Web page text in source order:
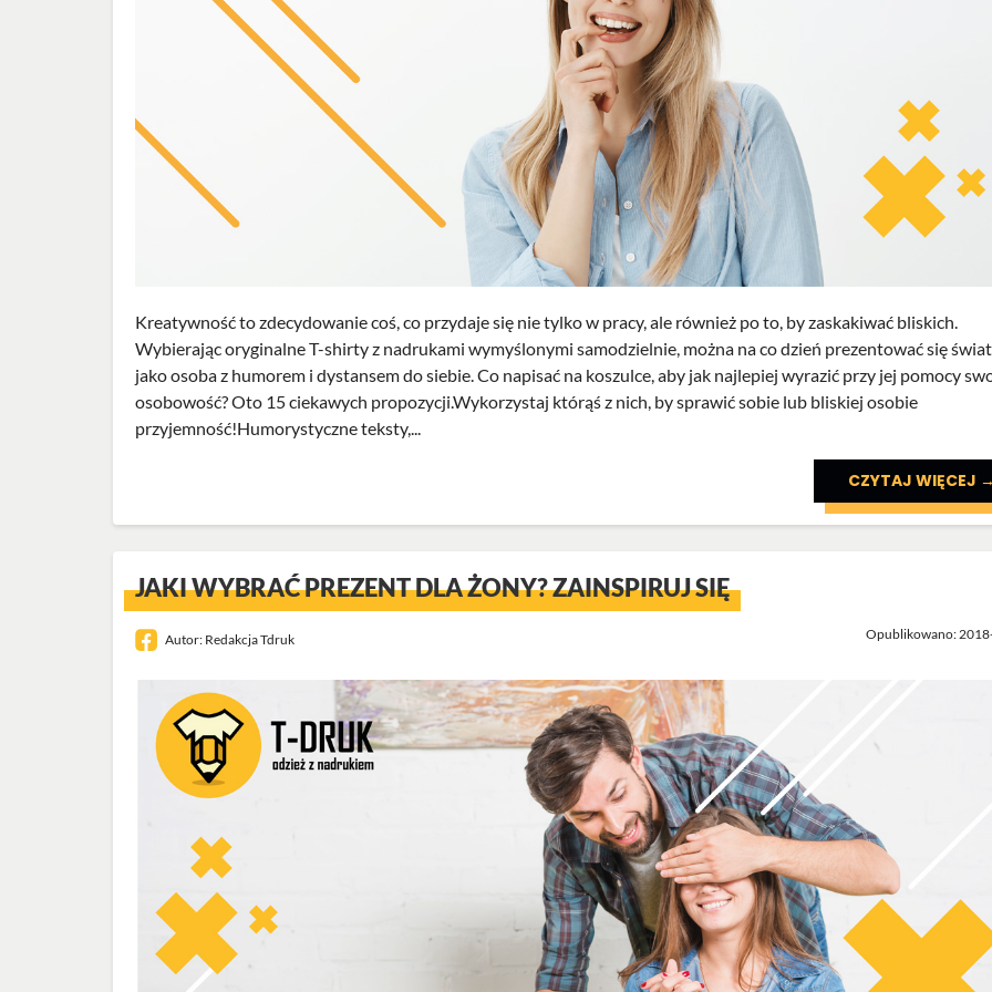
Kreatywność to zdecydowanie coś, co przydaje się nie tylko w pracy, ale również po to, by zaskakiwać bliskich.
Wybierając oryginalne T-shirty z nadrukami wymyślonymi samodzielnie, można na co dzień prezentować się
jako osoba z humorem i dystansem do siebie. Co napisać na koszulce, aby jak najlepiej wyrazić przy jej pomocy
osobowość? Oto 15 ciekawych propozycji.Wykorzystaj którąś z nich, by sprawić sobie lub bliskiej osobie
przyjemność!Humorystyczne teksty,...
CZYTAJ WIĘCEJ →
JAKI WYBRAĆ PREZENT DLA ŻONY? ZAINSPIRUJ SIĘ
Autor: Redakcja Tdruk Opublikowano: